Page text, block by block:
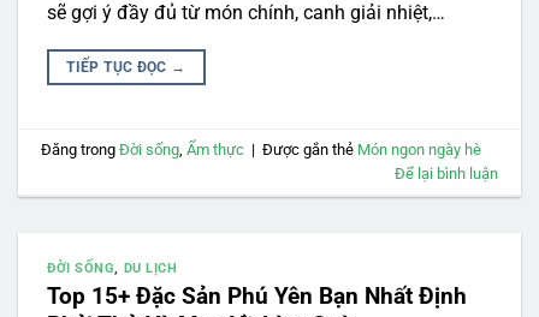
sẽ gợi ý đầy đủ từ món chính, canh giải nhiệt,…
TIẾP TỤC ĐỌC →
Đăng trongĐời sống ,Ẩm thực | Được gắn thẻ Món ngon ngày hè
Để lại bình luận
ĐỜI SỐNG, DU LỊCH
Top 15+ Đặc Sản Phú Yên Bạn Nhất Định